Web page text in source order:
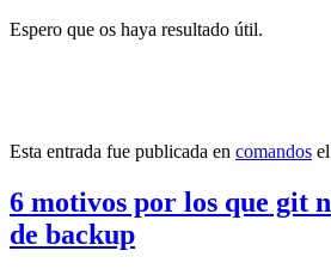
Espero que os haya resultado útil.
Esta entrada fue publicada en comandos el
6 motivos por los que git
de backup